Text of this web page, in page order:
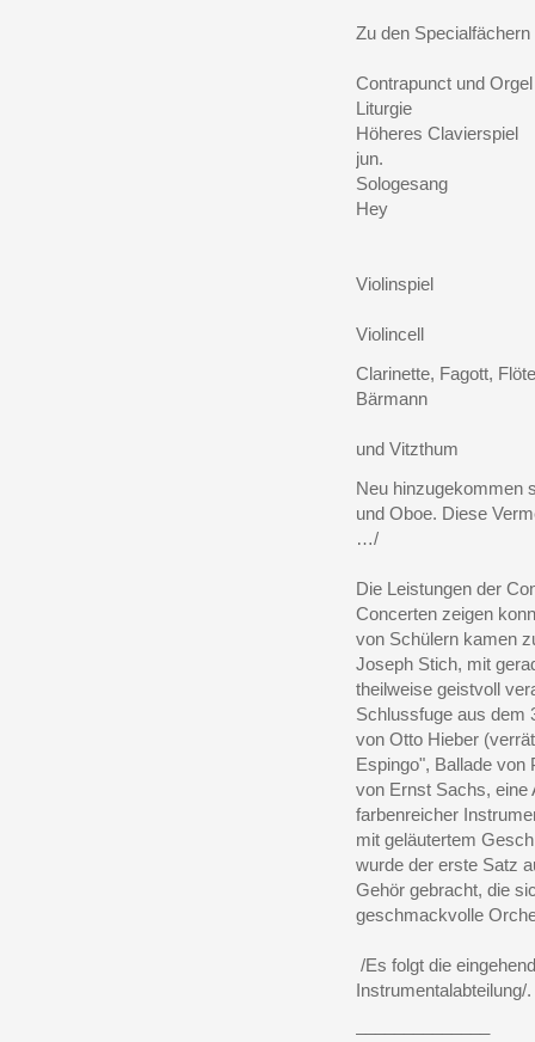
Zu den Specialfächern
Contrapunct
Liturgie
Höheres
jun.
Sologesang
Hey
Violinspiel
Violincell
Clarinette, Fagott,
Bärmann
und Vitzthum
Neu hinzugekommen
und Oboe. Diese
…/
Die Leistungen der
Concerten zeigen
von Schülern kamen
Joseph Stich, mit
theilweise geistvoll
Schlussfuge aus dem
von Otto Hieber
Espingo", Ballade von
von Ernst Sachs, eine
farbenreicher
mit geläutertem
wurde der erste Satz
Gehör gebracht, die
geschmackvolle
/Es folgt die
Instrumentalabteilung/.